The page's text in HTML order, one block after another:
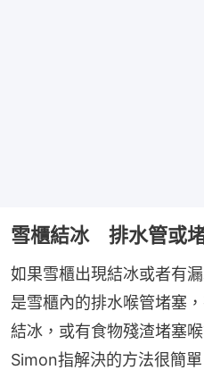
雪櫃結冰 排水管或
如果雪櫃出現結冰或者有
是雪櫃內的排水喉管堵塞
結冰，或有食物殘渣堵塞
Simon指解決的方法很簡